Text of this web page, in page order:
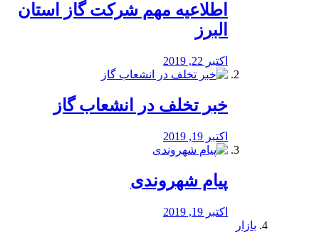
️اطلاعیه مهم شرکت گاز استان
البرز
اکتبر 22, 2019
خبر تخلف در انشعاب گاز
اکتبر 19, 2019
پیام شهروندی
اکتبر 19, 2019
بازار